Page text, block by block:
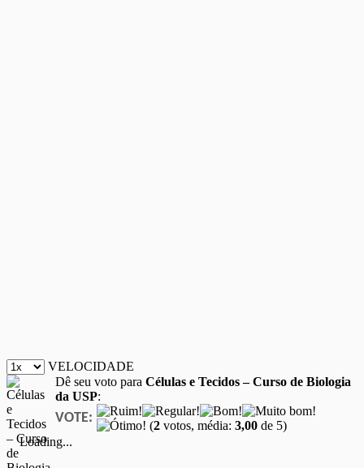
VELOCIDADE
Dê seu voto para Células e Tecidos – Curso de Biologia
da USP:
VOTE: (2 votos, média: 3,00 de 5)
Loading...